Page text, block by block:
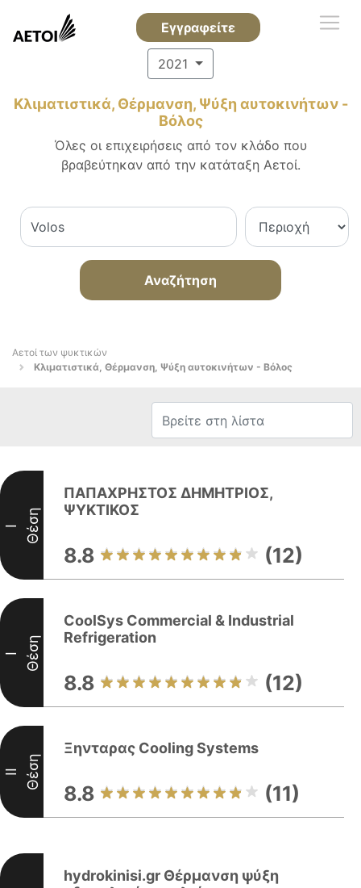
Εγγραφείτε
2021
Κλιματιστικά, Θέρμανση, Ψύξη αυτοκινήτων -
Βόλος
Όλες οι επιχειρήσεις από τον κλάδο που
βραβεύτηκαν από την κατάταξη Αετοί.
Αναζήτηση
Αετοί των ψυκτικών
Κλιματιστικά, Θέρμανση, Ψύξη αυτοκινήτων - Βόλος
I Θέση
ΠΑΠΑΧΡΗΣΤΟΣ ΔΗΜΗΤΡΙΟΣ,
ΨΥΚΤΙΚΟΣ
8.8 (12)
I Θέση
CoolSys Commercial & Industrial
Refrigeration
8.8 (12)
II Θέση
Ξηνταρας Cooling Systems
8.8 (11)
hydrokinisi.gr Θέρμανση ψύξη